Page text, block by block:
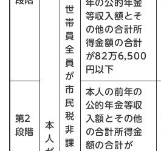
本
人
世
帯
員
全
員
が
市
民
税
非
課
年の公的年金
等収入額とそ
の他の合計所
得金額の合計
が82万6,500
円以下
第2
段階
本人の前年の
公的年金等収
入額とその他
の合計所得金
額の合計が